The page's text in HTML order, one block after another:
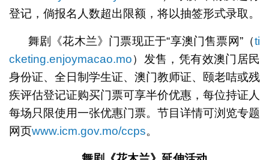
登记，倘报名人数超出限额，将以抽签形式录取。
舞剧《花木兰》门票现正于“享澳门售票网”（ti
cketing.enjoymacao.mo）发售，凭有效澳门居民
身份证、全日制学生证、澳门教师证、颐老咭或残
疾评估登记证购买门票可享半价优惠，每位持证人
每场只限使用一张优惠门票。节目详情可浏览专题
网页www.icm.gov.mo/ccps。